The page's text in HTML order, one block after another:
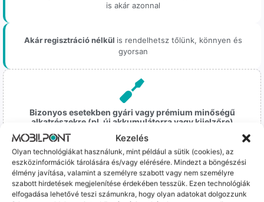
Kezelés
Olyan technológiákat használunk, mint például a sütik (cookies), az
eszközinformációk tárolására és/vagy elérésére. Mindezt a böngészési
élmény javítása, valamint a személyre szabott vagy nem személyre
szabott hirdetések megjelenítése érdekében tesszük. Ezen technológiák
elfogadása lehetővé teszi számunkra, hogy olyan adatokat dolgozzunk
is akár azonnal
Akár regisztráció nélkül is rendelhetsz tőlünk, könnyen és
gyorsan
Bizonyos esetekben gyári vagy prémium minőségű
alkatrészekre (pl. új akkumulátorra vagy kijelzőre)
cseréljük a régieket.
Ez mindig 100%-os, tesztelt állapotot jelent. iPhone-oknál
előfordulhat az "Ismeretlen alkatrész" jelzés, de ne aggódj, ez
csak a gyártó szoftveres üzenete – a telefonod ettől még
tökéletesen és hibátlanul teszi a dolgát! Ha valahol (pl. Samsung
S-széria) a gyárinál rosszabb minőségű az alkatrész, azt a